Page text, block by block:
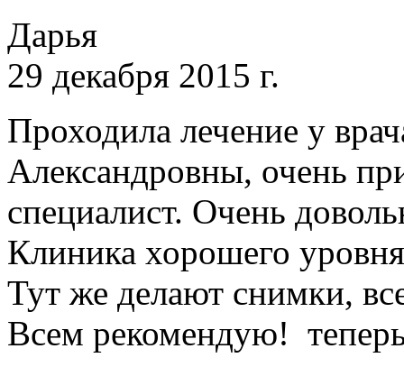
Дарья
29 декабря 2015 г.
Проходила лечение у
Александровны, очень
специалист. Очень
Клиника хорошего
Тут же делают снимки,
Всем рекомендую!